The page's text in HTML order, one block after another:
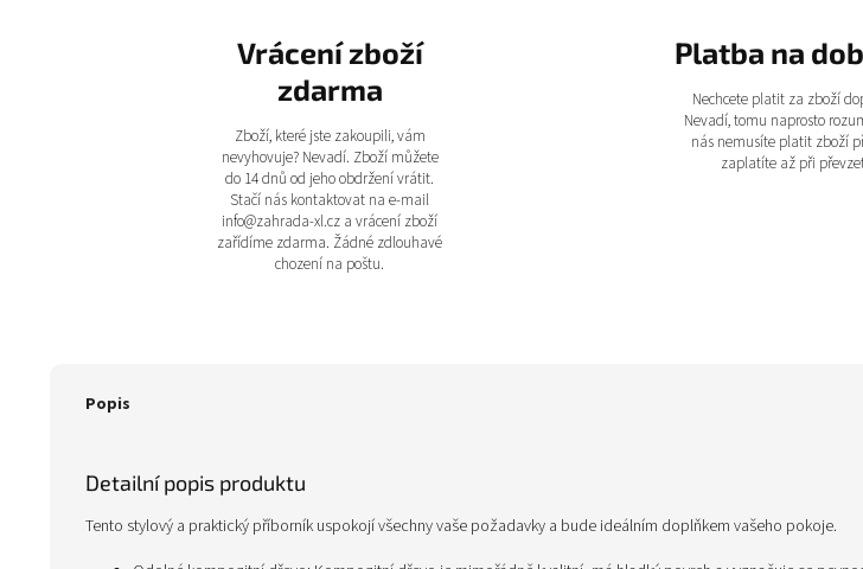
Vrácení zboží
zdarma
Zboží, které jste zakoupili, vám
nevyhovuje? Nevadí. Zboží můžete
do 14 dnů od jeho obdržení vrátit.
Stačí nás kontaktovat na e-mail
info@zahrada-xl.cz a vrácení zboží
zařídíme zdarma. Žádné zdlouhavé
chození na poštu.
Platba na
Nechcete platit za zboží
Nevadí, tomu naprosto
nás nemusíte platit zboží
zaplatíte až při
Popis
Detailní popis produktu
Tento stylový a praktický příborník uspokojí všechny vaše požadavky a bude ideálním doplňkem vašeho pokoje.